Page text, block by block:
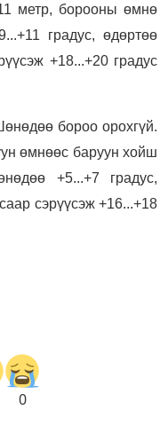
метр, борооны өмнө
градус, өдөртөө
+18...+20 градус
бороо орохгүй.
өмнөөс баруун хойш
+5...+7 градус,
сэрүүсэж +16...+18
0